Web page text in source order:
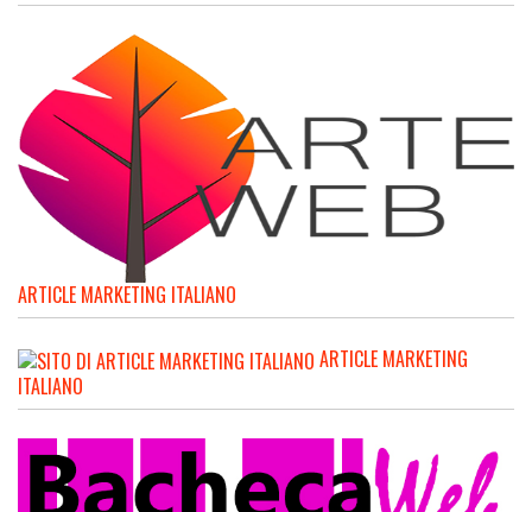
ARTICLE MARKETING ITALIANO
ARTICLE MARKETING
ITALIANO